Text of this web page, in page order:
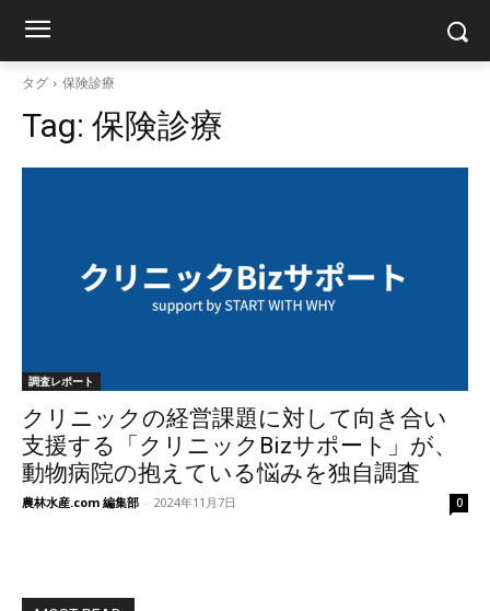
タグ 保険診療
Tag: 保険診療
調査レポート
クリニックの経営課題に対して向き合い
支援する「クリニックBizサポート」が、
動物病院の抱えている悩みを独自調査
農林水産.com 編集部 - 2024年11月7日 0